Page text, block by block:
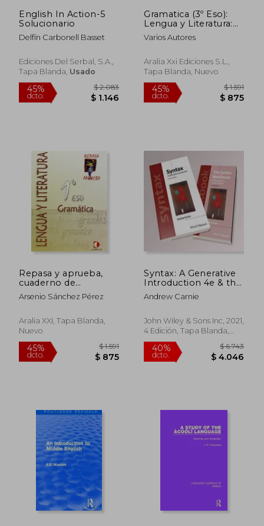
45%
dcto.
45%
dcto. $
English In Action-5
Solucionario
Delfín Carbonell Basset
Ediciones Del Serbal, S.a.,
Tapa Blanda, Usado
Gramatica (3º Eso):
Lengua y Literatura:
Solucionario
Varios Autores
Aralia Xxi Ediciones S.L.,
Tapa Blanda, Nuevo
Repasa y aprueba,
cuaderno de
gramática, 1 ESO
Arsenio Sánchez Pérez
Aralia XXI, Tapa Blanda,
Nuevo
Syntax: A Generative
Introduction 4e & the
Syntax Workbook 2e
set (Introducing
Inglés)
Andrew Carnie
John Wiley & Sons Inc, 2021,
4 Edición, Tapa Blanda,
Nuevo